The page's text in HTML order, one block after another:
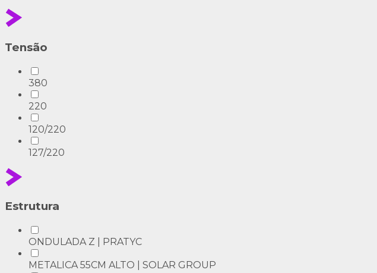
Tensão
380
220
120/220
127/220
Estrutura
ONDULADA Z | PRATYC
METALICA 55CM ALTO | SOLAR GROUP